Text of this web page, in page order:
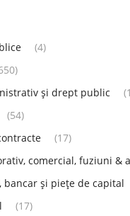
(4)
și drept public
(54)
(17)
comercial, fuziuni &
bancar și piețe de capital
(17)